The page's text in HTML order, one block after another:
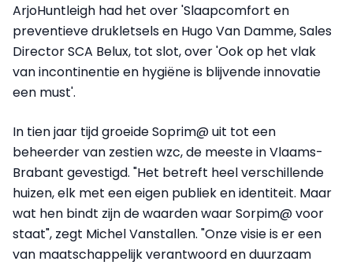
ArjoHuntleigh had het over 'Slaapcomfort en
preventieve drukletsels en Hugo Van Damme, Sales
Director SCA Belux, tot slot, over 'Ook op het vlak
van incontinentie en hygiëne is blijvende innovatie
een must'.
In tien jaar tijd groeide Soprim@ uit tot een
beheerder van zestien wzc, de meeste in Vlaams-
Brabant gevestigd. "Het betreft heel verschillende
huizen, elk met een eigen publiek en identiteit. Maar
wat hen bindt zijn de waarden waar Sorpim@ voor
staat", zegt Michel Vanstallen. "Onze visie is er een
van maatschappelijk verantwoord en duurzaam